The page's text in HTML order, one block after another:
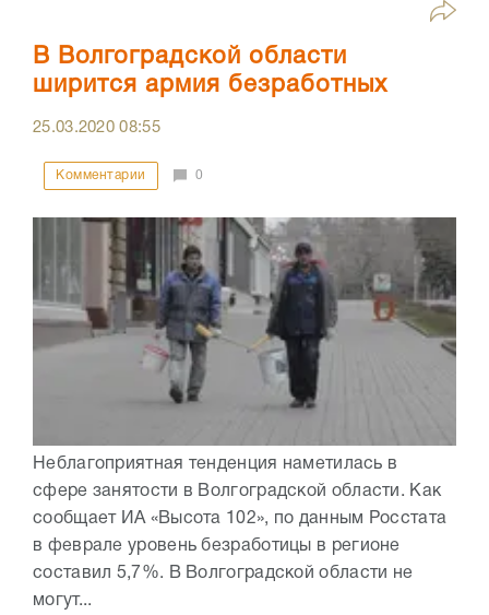
В Волгоградской области
ширится армия безработных
25.03.202008:55
Комментарии 0
Неблагоприятная тенденция наметилась в
сфере занятости в Волгоградской области. Как
сообщает ИА «Высота 102», по данным Росстата
в феврале уровень безработицы в регионе
составил 5,7%. В Волгоградской области не
могут...